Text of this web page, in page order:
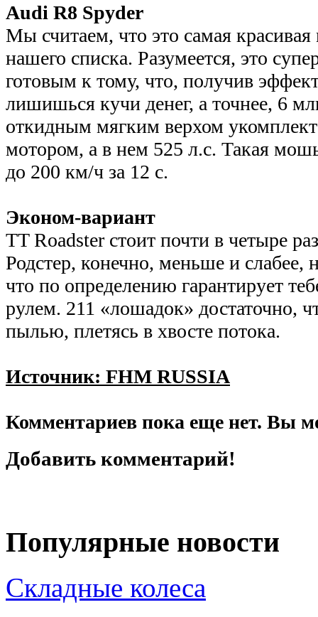
Audi R8 Spyder
Мы считаем, что это самая
нашего списка. Разумеется, это
готовым к тому, что, получив
лишишься кучи денег, а точнее, 6
откидным мягким верхом
мотором, а в нем 525 л.с. Такая
до 200 км/ч за 12 с.
Эконом-вариант
TT Roadster стоит почти в четыре
Родстер, конечно, меньше и слабее,
что по определению гарантирует
рулем. 211 «лошадок» достаточно,
пылью, плетясь в хвосте потока.
Источник: FHM RUSSIA
Комментариев пока еще нет. Вы
Добавить комментарий!
Популярные новости
Складные колеса